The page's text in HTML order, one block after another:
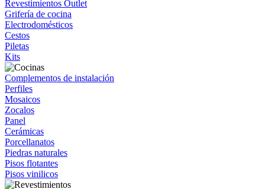
Revestimientos Outlet
Grifería de cocina
Electrodomésticos
Cestos
Piletas
Kits
Complementos de instalación
Perfiles
Mosaicos
Zocalos
Panel
Cerámicas
Porcellanatos
Piedras naturales
Pisos flotantes
Pisos vinilicos